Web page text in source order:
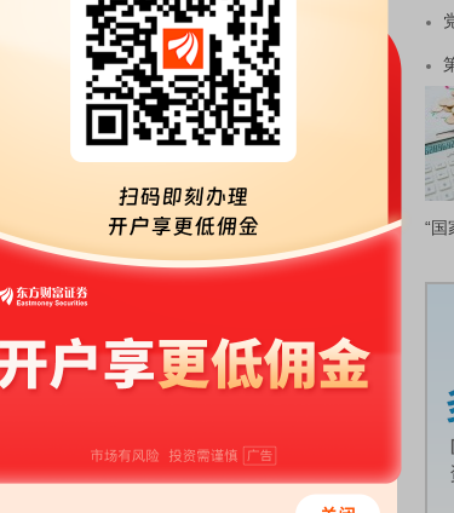
到答案的问题。从这个意义上讲，此次投服
用。
专门从事投资者权益保护的公益性机构。其
制，以股东身份参与上市公司治理；通过调
等损害投资者利益行为进行约束，行使股东
以其能够扮演不同于监管者，又不完全等同于
维护中小投资者权益方面的表现可圈可点。
恒立召开的2015年度股东大会，会上投服中
股权争夺战之后，多家上市公司为了防范类
合理地增加股东义务或限制股东权利行使的
议函，指出其修订公司章程中所存在的问题；
“国